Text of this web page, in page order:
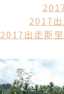
2017
2017出走斯